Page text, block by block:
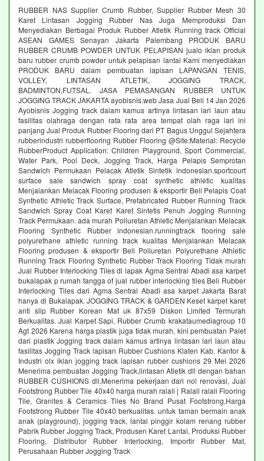
RUBBER NAS Supplier Crumb Rubber, Supplier Rubber Mesh 30
Karet Lintasan Jogging Rubber Nas Juga Memproduksi Dan
Menyediakan Berbagai Produk Rubber Atletik Running track Official
ASEAN GAMES Senayan Jakarta Palembang PRODUK BARU
RUBBER CRUMB POWDER UNTUK PELAPISAN jualo iklan produk
baru rubber crumb powder untuk pelapisan lantai Kami menyediakan
PRODUK BARU dalam pembuatan lapisan LAPANGAN TENIS,
VOLLEY, LINTASAN ATLETIK, JOGGING TRACK,
BADMINTON,FUTSAL. JASA PEMASANGAN RUBBER UNTUK
JOGGING TRACK JAKARTA ayobisnis.web Jasa Jual Beli 14 Jan 2026
Ayobisnis Jogging track dalam kamus artinya lintasan lari laun atau
fasilitas olahraga dengan rata rata area tempat olah raga lari ini
panjang Jual Produk Rubber Flooring dari PT Bagus Unggul Sejahtera
rubberindustri rubberflooring Rubber Flooring @Site:Material: Recycle
RubberProduct Application: Children Playground, Sport Commercial,
Water Park, Pool Deck, Jogging Track, Harga Pelapis Semprotan
Sandwich Permukaan Pelacak Atletik Sintetik indonesian.sportcourt
surface sale sandwich spray coat synthetic athletic kualitas
Menjalankan Melacak Flooring produsen & eksportir Beli Pelapis Coat
Synthetic Athletic Track Surface, Prefabricated Rubber Running Track
Sandwich Spray Coat Karet Karet Sintetis Penuh Jogging Running
Track Permukaan. ada murah Poliuretan Athletic Menjalankan Melacak
Flooring Synthetic Rubber indonesian.runningtrack flooring sale
polyurethane athletic running track kualitas Menjalankan Melacak
Flooring produsen & eksportir Beli Poliuretan Polyurethane Athletic
Running Track Flooring Synthetic Rubber Track Flooring Tidak murah
Jual Rubber Interlocking Tiles di lapak Agma Sentral Abadi asa karpet
bukalapak p rumah tangga of jual rubber interlocking tiles Beli Rubber
Interlocking Tiles dari Agma Sentral Abadi asa karpet Jakarta Barat
hanya di Bukalapak. JOGGING TRACK & GARDEN Keset karpet karet
anti slip Rubber Korean Mat uk 87x59 Diskon Limited Termurah
Berkualitas. Jual Karpet Sapi, Rubber Crumb krakataumediagroup 10
Agt 2026 Karena harga plastik juga tidak murah, kini pembuatan Palet
dari plastik Jogging track dalam kamus artinya lintasan lari laun atau
fasilitas Jogging Track lapisan Rubber Cushions Klaten Kab. Kantor &
Industri olx iklan jogging track lapisan rubber cushions 29 Mei 2026
Menerima pembuatan Jogging Track,lintasan Atletik dll dengan bahan
RUBBER CUSHIONS dll.Menerima pekerjaan dari nol renovasi, Jual
Footstrong Rubber Tile 40x40 harga murah ralali | Ralali ralali Flooring
Tile, Granites & Ceramics Tiles No Brand Pusat Footstrong,Harga
Footstrong Rubber Tile 40x40 berkualitas. untuk taman bermain anak
anak (playground), jogging track, lantai pinggir kolam renang rubber
Pabrik Rubber Jogging Track, Produsen Karet Lantai, Produksi Rubber
Flooring, Distributor Rubber Interlocking, Importir Rubber Mat,
Perusahaan Rubber Jogging Track